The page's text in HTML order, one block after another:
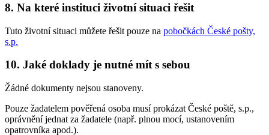
8. Na které instituci životní situaci řešit
Tuto životní situaci můžete řešit pouze na pobočkách České pošty,
s.p.
10. Jaké doklady je nutné mít s sebou
Žádné dokumenty nejsou stanoveny.
Pouze žadatelem pověřená osoba musí prokázat České poště, s.p.,
oprávnění jednat za žadatele (např. plnou mocí, ustanovením
opatrovníka apod.).